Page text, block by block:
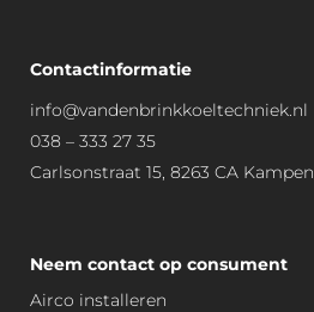
Contactinformatie
info@vandenbrinkkoeltechniek.nl
038 – 333 27 35
Carlsonstraat 15, 8263 CA Kampen
Neem contact op consument
Airco installeren